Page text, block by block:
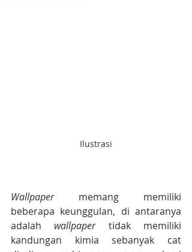
Ilustrasi
Wallpaper memang memiliki
beberapa keunggulan, di antaranya
adalah wallpaper tidak memiliki
kandungan kimia sebanyak cat